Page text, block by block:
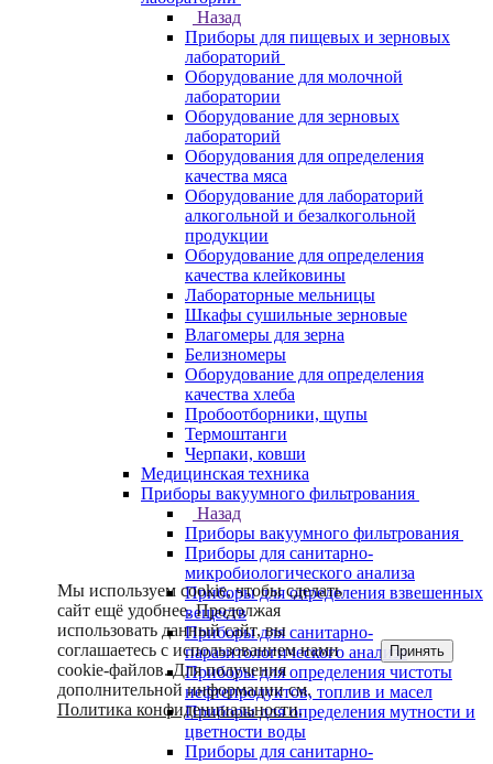
Назад
Приборы для пищевых и зерновых
лабораторий
Оборудование для молочной
лаборатории
Оборудование для зерновых
лабораторий
Оборудования для определения
качества мяса
Оборудование для лабораторий
алкогольной и безалкогольной
продукции
Оборудование для определения
качества клейковины
Лабораторные мельницы
Шкафы сушильные зерновые
Влагомеры для зерна
Белизномеры
Оборудование для определения
качества хлеба
Пробоотборники, щупы
Термоштанги
Черпаки, ковши
Медицинская техника
Приборы вакуумного фильтрования
Назад
Приборы вакуумного фильтрования
Приборы для санитарно-
микробиологического анализа
Приборы для определения взвешенных
веществ
Приборы для санитарно-
паразитологического анализа
Приборы для определения чистоты
нефтепродуктов, топлив и масел
Приборы для определения мутности и
цветности воды
Приборы для санитарно-
Мы используем cookie, чтобы сделать
сайт ещё удобнее. Продолжая
использовать данный сайт, вы
соглашаетесь с использованием нами
cookie-файлов. Для получения
дополнительной информации см.
Политика конфиденциальности.
Принять